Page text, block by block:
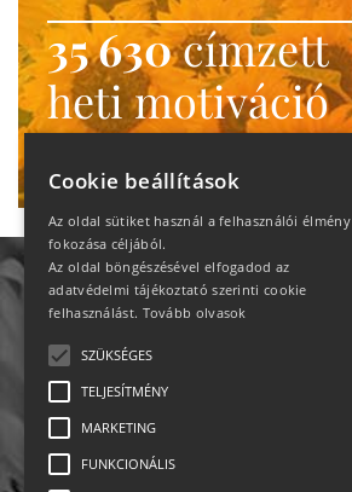
35 630címzett
heti motiváció
Ne maradj le!
Cookie beállítások
Az oldal sütiket használ a felhasználói élmény
fokozása céljából.
Az oldal böngészésével elfogadod az
adatvédelmi tájékoztató szerinti cookie
felhasználást. Tovább olvasok
SZÜKSÉGES
TELJESÍTMÉNY
MARKETING
FUNKCIONÁLIS